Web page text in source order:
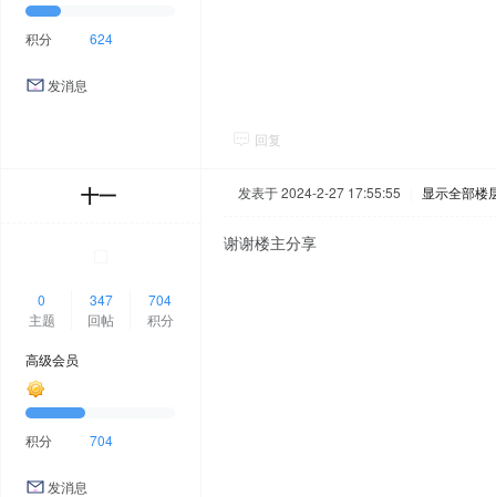
积分 624
发消息
回复
十一
0
主题
347
回帖
704
积分
高级会员
积分 704
发消息
发表于 2024-2-27 17:55:55 显示全部楼
谢谢楼主分享